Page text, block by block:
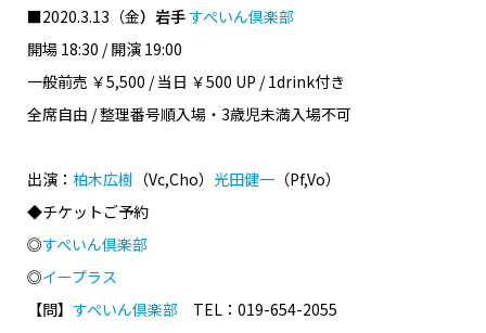
■2020.3.13（金）岩手すぺいん倶楽部
開場 18:30 / 開演 19:00
一般前売 ￥5,500 / 当日 ￥500 UP / 1drink付き
全席自由 / 整理番号順入場・3歳児未満入場不可
出演： 柏木広樹 （Vc,Cho） 光田健一（Pf,Vo）
◆チケットご予約
◎すぺいん倶楽部
◎イープラス
【問】 すぺいん倶楽部 TEL：019-654-2055